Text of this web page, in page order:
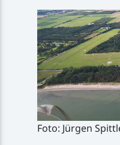
Foto: Jürgen